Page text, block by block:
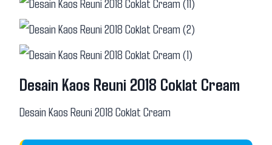
Desain Kaos Reuni 2018 Coklat Cream
Desain Kaos Reuni 2018 Coklat Cream